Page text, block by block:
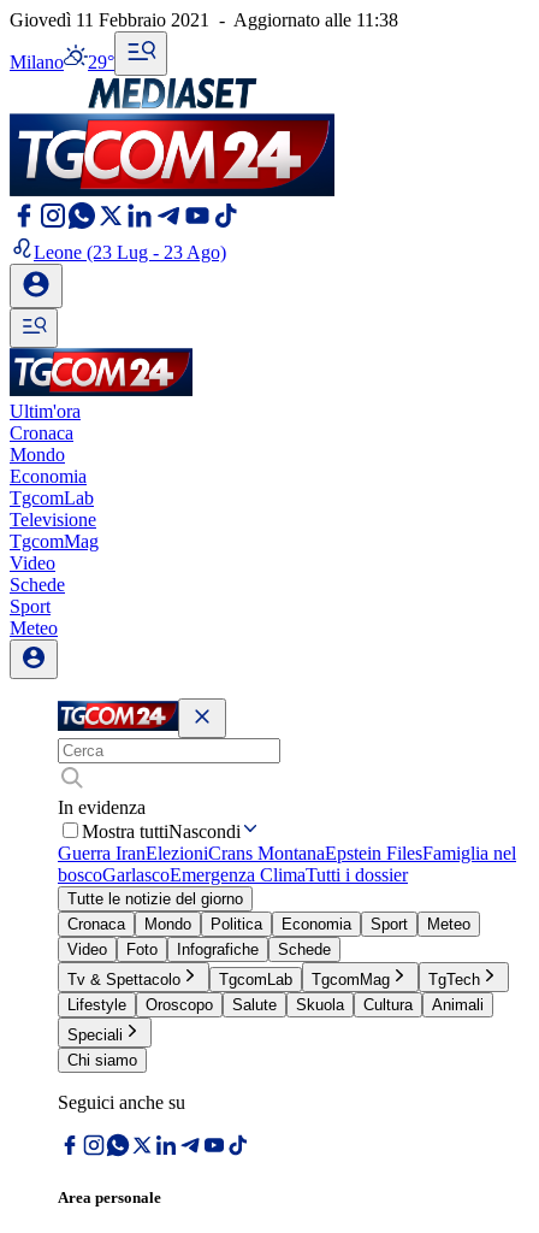
Giovedì 11 Febbraio 2021 - Aggiornato alle 11:38
Milano 29°
Leone (23 Lug - 23 Ago)
Ultim'ora
Cronaca
Mondo
Economia
TgcomLab
Televisione
TgcomMag
Video
Schede
Sport
Meteo
In evidenza
Mostra tuttiNascondi
Guerra IranElezioniCrans MontanaEpstein FilesFamiglia nel
boscoGarlascoEmergenza ClimaTutti i dossier
Tutte le notizie del giorno
Cronaca
Mondo Politica Economia Sport
Meteo
Video
Foto Infografiche
Schede
Tv & Spettacolo
TgcomLab TgcomMag
TgTech
Lifestyle
Oroscopo Salute Skuola Cultura
Animali
Speciali
Chi siamo
Seguici anche su
Area personale